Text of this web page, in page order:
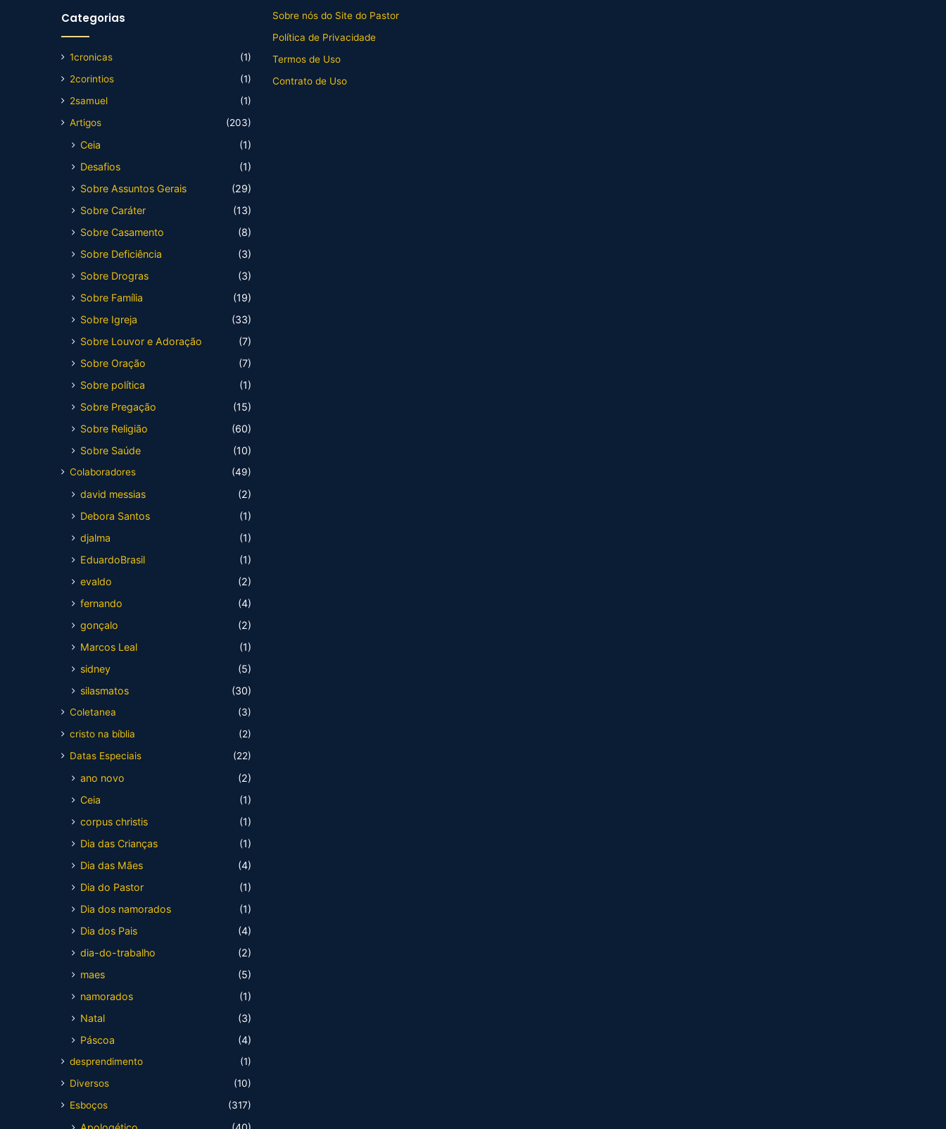
Categorias
1cronicas
(1)
2corintios
(1)
2samuel
(1)
Artigos
(203)
Ceia
(1)
Desafios
(1)
Sobre Assuntos Gerais
(29)
Sobre Caráter
(13)
Sobre Casamento
(8)
Sobre Deficiência
(3)
Sobre Drogras
(3)
Sobre Família
(19)
Sobre Igreja
(33)
Sobre Louvor e Adoração
(7)
Sobre Oração
(7)
Sobre política
(1)
Sobre Pregação
(15)
Sobre Religião
(60)
Sobre Saúde
(10)
Colaboradores (49)
david messias
(2)
Debora Santos
(1)
djalma
(1)
EduardoBrasil
(1)
evaldo
(2)
fernando
(4)
gonçalo
(2)
Marcos Leal
(1)
sidney
(5)
silasmatos
(30)
Coletanea
(3)
cristo na bíblia
(2)
Datas Especiais
(22)
ano novo
(2)
Ceia
(1)
corpus christis
(1)
Dia das Crianças
(1)
Dia das Mães
(4)
Dia do Pastor
(1)
Dia dos namorados
(1)
Dia dos Pais
(4)
dia-do-trabalho
(2)
maes
(5)
namorados
(1)
Natal
(3)
Páscoa
(4)
desprendimento
(1)
Diversos
(10)
Esboços
(317)
Sobre nós do Site do Pastor
Política de Privacidade
Termos de Uso
Contrato de Uso